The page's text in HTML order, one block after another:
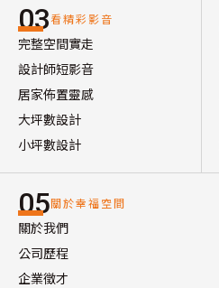
03看精彩影音
完整空間實走
設計師短影音
居家佈置靈感
大坪數設計
小坪數設計
05關於幸福空間
關於我們
公司歷程
企業徵才